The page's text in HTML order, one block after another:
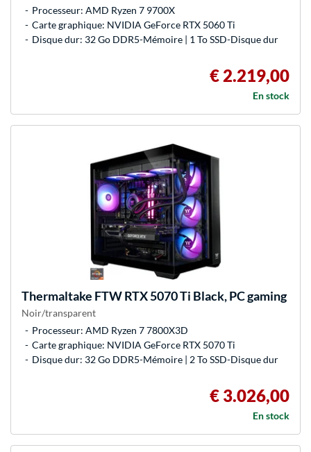
Processeur: AMD Ryzen 7 9700X
Carte graphique: NVIDIA GeForce RTX 5060 Ti
Disque dur: 32 Go DDR5-Mémoire | 1 To SSD-Disque dur
€ 2.219,00
En stock
Thermaltake FTW RTX 5070 Ti Black, PC gaming
Noir/transparent
Processeur: AMD Ryzen 7 7800X3D
Carte graphique: NVIDIA GeForce RTX 5070 Ti
Disque dur: 32 Go DDR5-Mémoire | 2 To SSD-Disque dur
€ 3.026,00
En stock